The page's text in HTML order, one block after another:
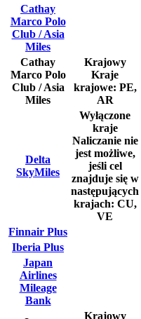
Cathay
Marco Polo
Club / Asia
Miles
Cathay
Marco Polo
Club / Asia
Miles
Krajowy
Kraje
krajowe: PE,
AR
Delta
SkyMiles
Wyłączone
kraje
Naliczanie nie
jest możliwe,
jeśli cel
znajduje się w
następujących
krajach: CU,
VE
Finnair Plus
Iberia Plus
Japan
Airlines
Mileage
Bank
Krajowy